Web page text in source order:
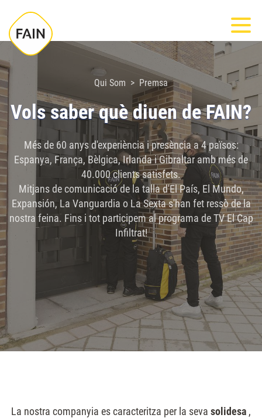
este
sitio
web
incluye
un
sistema
de
accesibilidad.
Qui Som Premsa
Vols saber què diuen de FAIN?
Més de 60 anys d'experiència i presència a 4 països:
Espanya, França, Bèlgica, Irlanda i Gibraltar amb més de
40.000 clients satisfets.
Mitjans de comunicació de la talla d'El País, El Mundo,
Expansión, La Vanguardia o La Sexta s'han fet ressò de la
nostra feina. Fins i tot participem al programa de TV El Cap
Infiltrat!
La nostra companyia es caracteritza per la seva solidesa ,